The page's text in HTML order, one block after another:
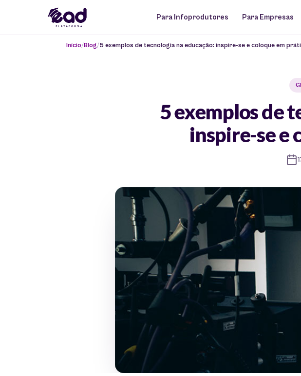
Para Infoprodutores Para Empresas
Início Blog 5 exemplos de tecnologia na educação: inspire-se e coloque em
5 exemplos de
inspire-se e